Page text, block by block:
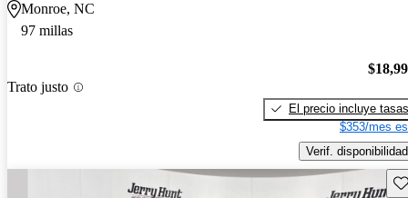
Monroe, NC
97 millas
Trato justo
El precio incluye tasas
$353/mes
Verif. disponibilidad